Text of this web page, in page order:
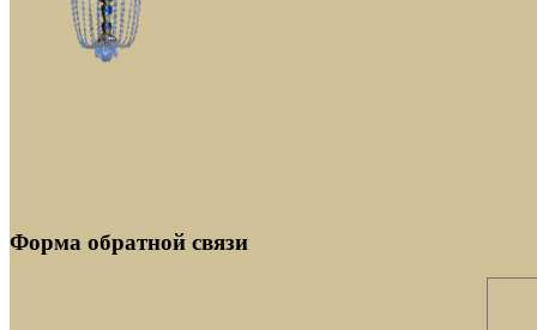
Форма обратной связи